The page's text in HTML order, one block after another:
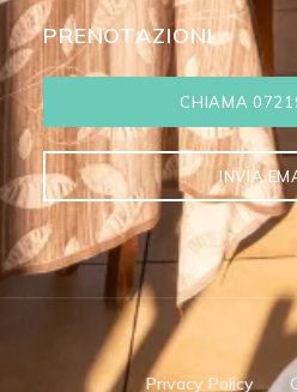
PRENOTAZIONI
CHIAMA
INVIA
Privacy Policy